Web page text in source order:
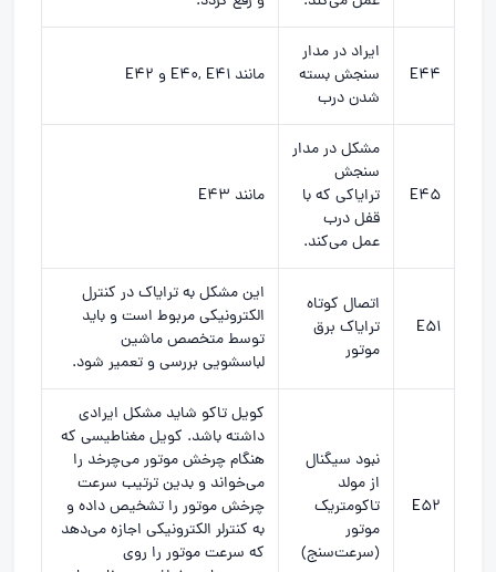
E44
ایراد در مدار
سنجش بسته
شدن درب
مانند E40, E41 و E42
E45
مشکل در مدار
سنجش
ترایاکی که با
قفل درب
عمل می‌کند.
مانند E43
E51
اتصال کوتاه
ترایاک برق
موتور
این مشکل به ترایاک در کنترل
الکترونیکی مربوط است و باید
توسط متخصص ماشین
لباسشویی بررسی و تعمیر شود.
E52
نبود سیگنال
از مولد
تاکومتریک
موتور
(سرعت‌سنج)
کویل تاکو شاید مشکل ایرادی
داشته باشد. کویل مغناطیسی که
هنگام چرخش موتور می‌چرخد را
می‌خواند و بدین ترتیب سرعت
چرخش موتور را تشخیص داده و
به کنترلر الکترونیکی اجازه می‌دهد
که سرعت موتور را روی